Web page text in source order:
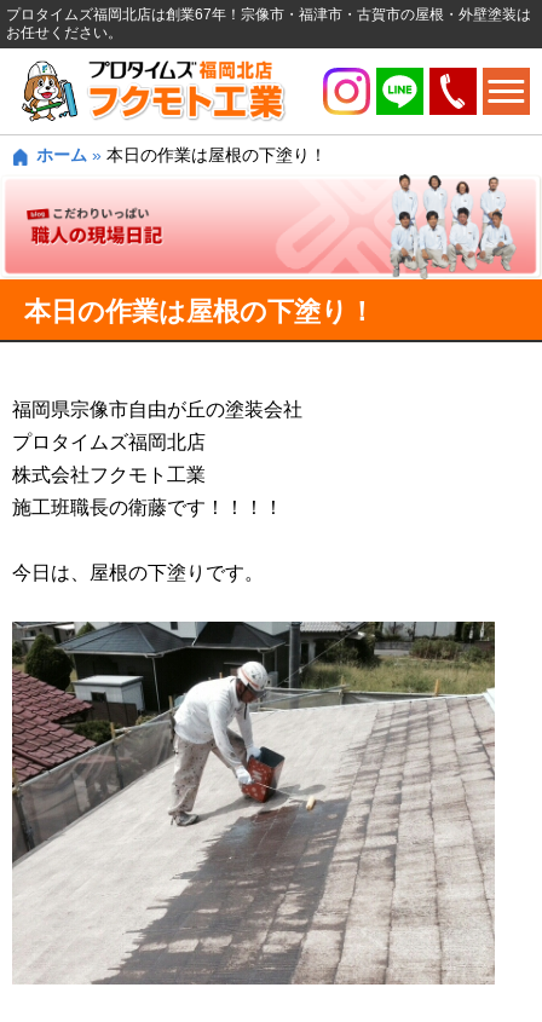
プロタイムズ福岡北店は創業67年！宗像市・福津市・古賀市の屋根・外壁塗装は
お任せください。
ホーム » 本日の作業は屋根の下塗り！
本日の作業は屋根の下塗り！
福岡県宗像市自由が丘の塗装会社
プロタイムズ福岡北店
株式会社フクモト工業
施工班職長の衛藤です！！！！
今日は、屋根の下塗りです。